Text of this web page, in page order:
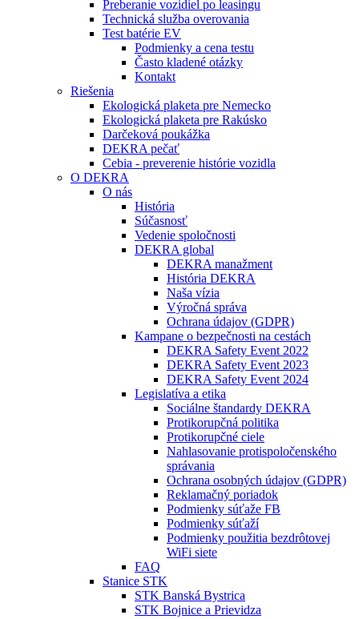
Preberanie vozidiel po leasingu
Technická služba overovania
Test batérie EV
Podmienky a cena testu
Často kladené otázky
Kontakt
Riešenia
Ekologická plaketa pre Nemecko
Ekologická plaketa pre Rakúsko
Darčeková poukážka
DEKRA pečať
Cebia - preverenie histórie vozidla
O DEKRA
O nás
História
Súčasnosť
Vedenie spoločnosti
DEKRA global
DEKRA manažment
História DEKRA
Naša vízia
Výročná správa
Ochrana údajov (GDPR)
Kampane o bezpečnosti na cestách
DEKRA Safety Event 2022
DEKRA Safety Event 2023
DEKRA Safety Event 2024
Legislatíva a etika
Sociálne štandardy DEKRA
Protikorupčná politika
Protikorupčné ciele
Nahlasovanie protispoločenského
správania
Ochrana osobných údajov (GDPR)
Reklamačný poriadok
Podmienky súťaže FB
Podmienky súťaží
Podmienky použitia bezdrôtovej
WiFi siete
FAQ
Stanice STK
STK Banská Bystrica
STK Bojnice a Prievidza